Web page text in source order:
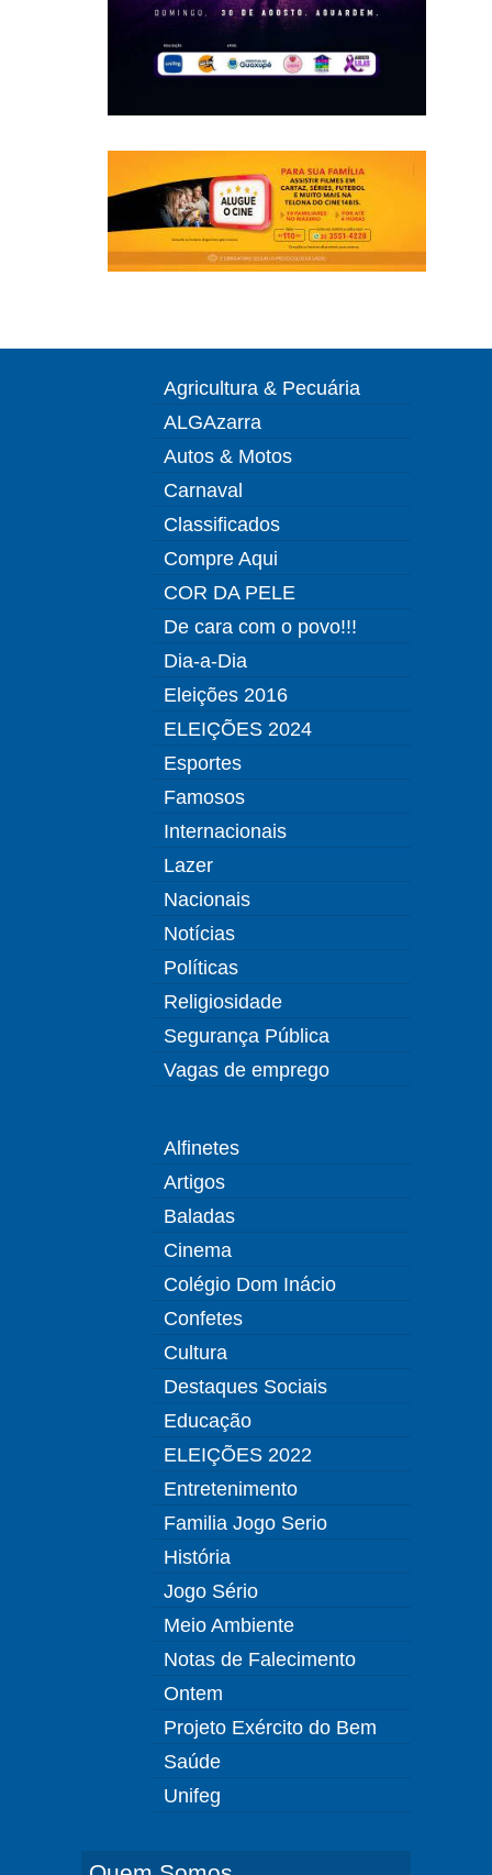
Agricultura & Pecuária
ALGAzarra
Autos & Motos
Carnaval
Classificados
Compre Aqui
COR DA PELE
De cara com o povo!!!
Dia-a-Dia
Eleições 2016
ELEIÇÕES 2024
Esportes
Famosos
Internacionais
Lazer
Nacionais
Notícias
Políticas
Religiosidade
Segurança Pública
Vagas de emprego
Alfinetes
Artigos
Baladas
Cinema
Colégio Dom Inácio
Confetes
Cultura
Destaques Sociais
Educação
ELEIÇÕES 2022
Entretenimento
Familia Jogo Serio
História
Jogo Sério
Meio Ambiente
Notas de Falecimento
Ontem
Projeto Exército do Bem
Saúde
Unifeg